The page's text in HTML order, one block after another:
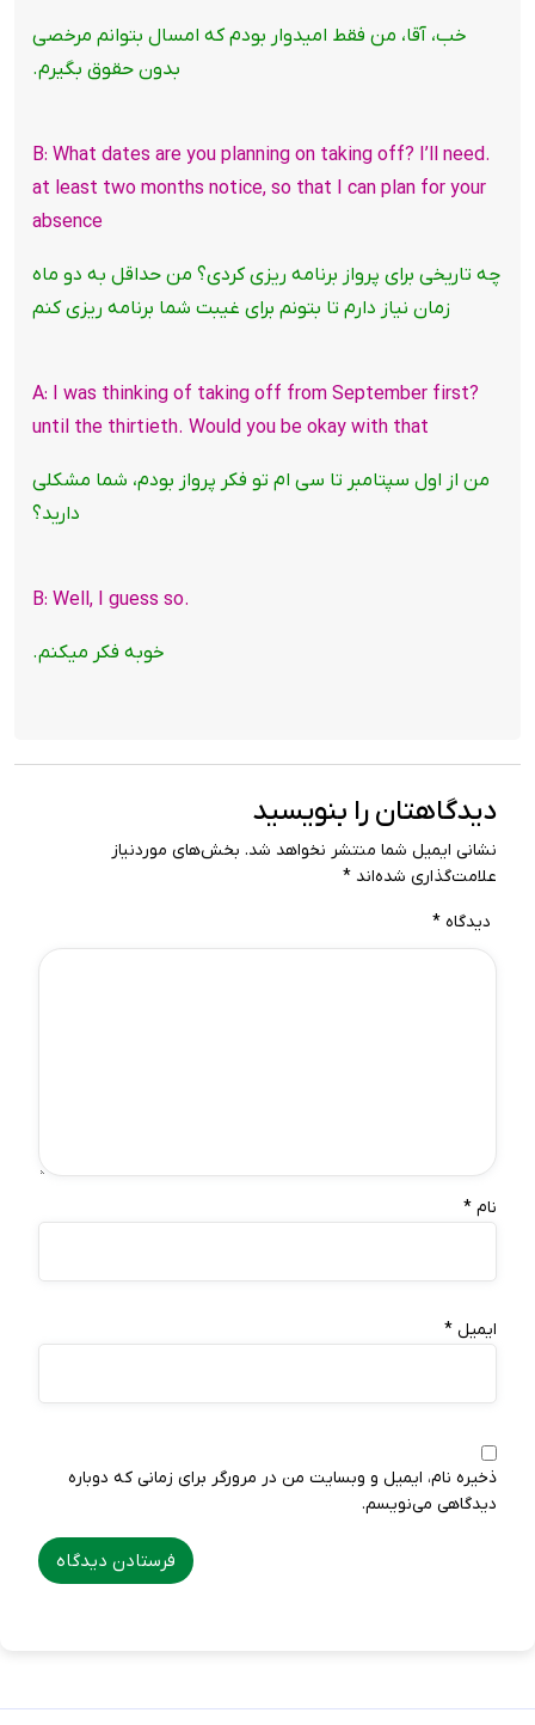
خب، آقا، من فقط امیدوار بودم که امسال بتوانم مرخصی
بدون حقوق بگیرم.
.B: What dates are you planning on taking off? I’ll need
at least two months notice, so that I can plan for your
absence
چه تاریخی برای پرواز برنامه ریزی کردی؟ من حداقل به دو ماه
زمان نیاز دارم تا بتونم برای غیبت شما برنامه ریزی کنم
?A: I was thinking of taking off from September first
until the thirtieth. Would you be okay with that
من از اول سپتامبر تا سی ام تو فکر پرواز بودم، شما مشکلی
دارید؟
.B: Well, I guess so
خوبه فکر میکنم.
دیدگاهتان را بنویسید
نشانی ایمیل شما منتشر نخواهد شد. بخش‌های موردنیاز
علامت‌گذاری شده‌اند *
دیدگاه *
نام *
ایمیل *
ذخیره نام، ایمیل و وبسایت من در مرورگر برای زمانی که دوباره
دیدگاهی می‌نویسم.